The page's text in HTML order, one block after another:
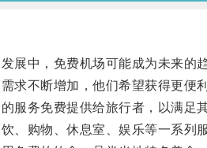
中，免费机场可能成为未来的趋
不断增加，他们希望获得更便利
务免费提供给旅行者，以满足其
购物、休息室、娱乐等一系列服